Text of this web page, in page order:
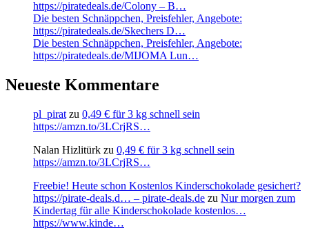
https://piratedeals.de/Colony – B…
Die besten Schnäppchen, Preisfehler, Angebote:
https://piratedeals.de/Skechers D…
Die besten Schnäppchen, Preisfehler, Angebote:
https://piratedeals.de/MIJOMA Lun…
Neueste Kommentare
pl_pirat zu 0,49 € für 3 kg schnell sein
https://amzn.to/3LCrjRS…
Nalan Hizlitürk zu 0,49 € für 3 kg schnell sein
https://amzn.to/3LCrjRS…
Freebie! Heute schon Kostenlos Kinderschokolade gesichert?
https://pirate-deals.d… – pirate-deals.de zu Nur morgen zum
Kindertag für alle Kinderschokolade kostenlos…
https://www.kinde…